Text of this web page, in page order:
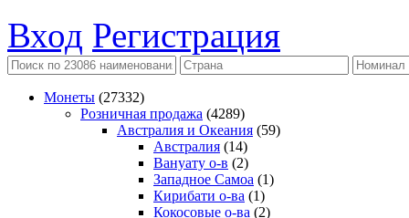
Вход Регистрация
Монеты (27332)
Розничная продажа (4289)
Австралия и Океания (59)
Австралия (14)
Вануату о-в (2)
Западное Самоа (1)
Кирибати о-ва (1)
Кокосовые о-ва (2)